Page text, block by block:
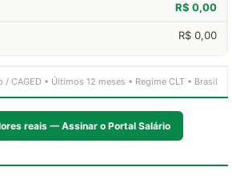
R$ 0,00
R$ 0,00
/ CAGED • Últimos 12 meses • Regime CLT • Brasil
reais — Assinar o Portal Salário